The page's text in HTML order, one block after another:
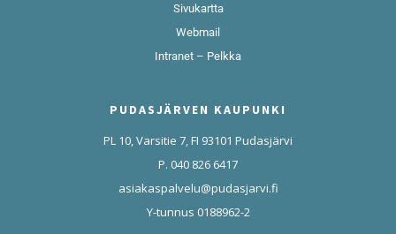
Sivukartta
Webmail
Intranet – Pelkka
PUDASJÄRVEN KAUPUNKI
PL 10, Varsitie 7, FI 93101 Pudasjärvi
P. 040 826 6417
asiakaspalvelu@pudasjarvi.fi
Y-tunnus 0188962-2